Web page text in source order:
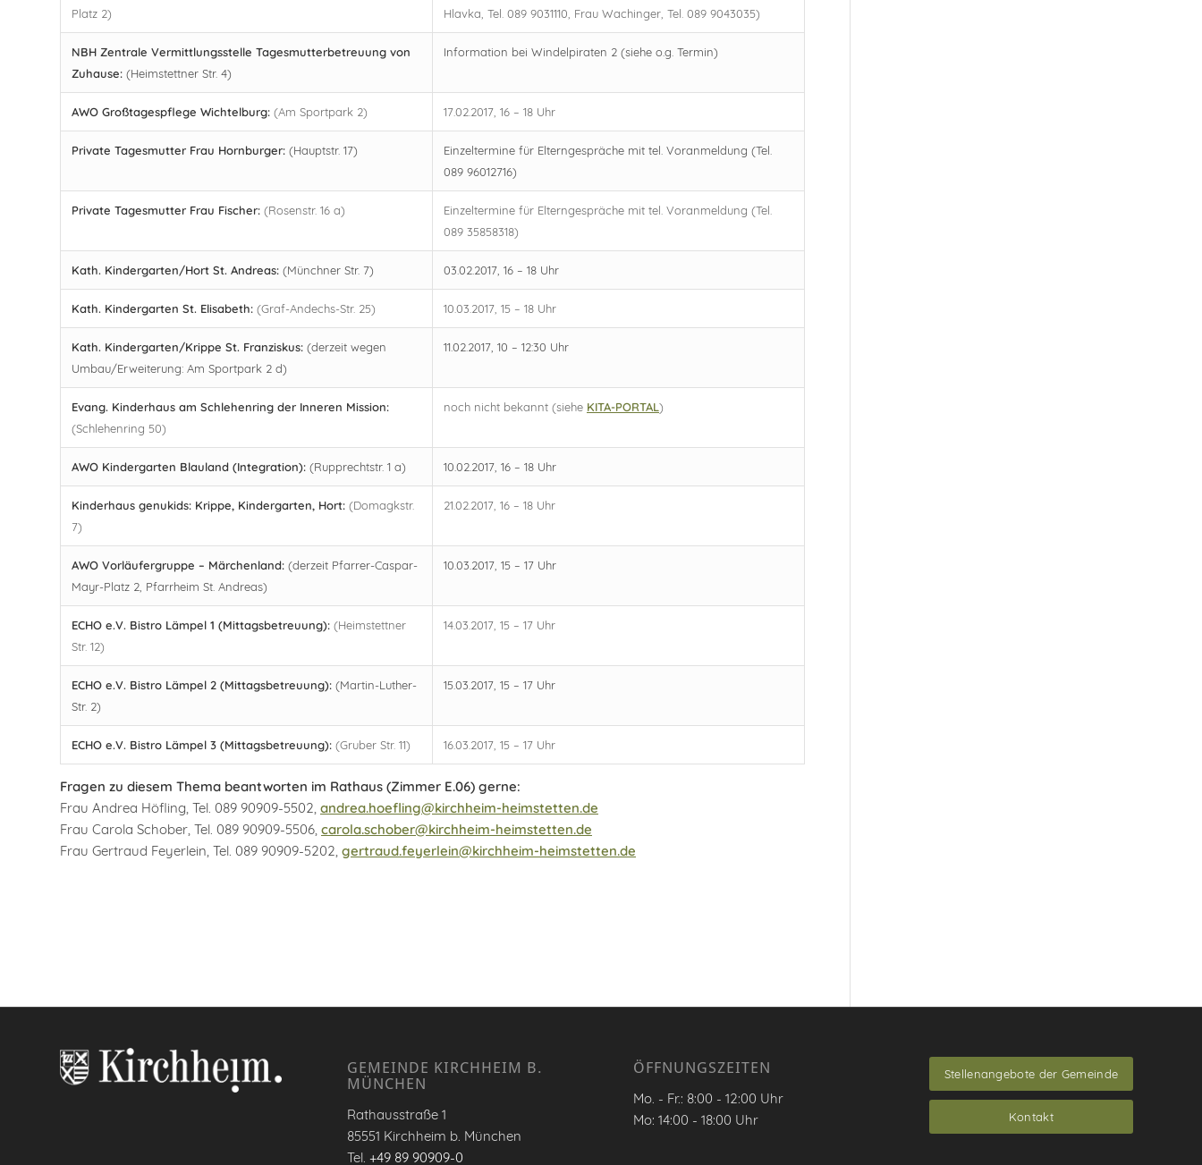
Platz 2)
Hlavka, Tel. 089 9031110, Frau Wachinger, Tel. 089 9043035)
NBH Zentrale Vermittlungsstelle Tagesmutterbetreuung von
Zuhause: (Heimstettner Str. 4)
Information bei Windelpiraten 2 (siehe o.g. Termin)
AWO Großtagespflege Wichtelburg: (Am Sportpark 2) 17.02.2017, 16 – 18 Uhr
Private Tagesmutter Frau Hornburger: (Hauptstr. 17)
Einzeltermine für Elterngespräche mit tel. Voranmeldung (Tel.
089 96012716)
Private Tagesmutter Frau Fischer: (Rosenstr. 16 a)
Einzeltermine für Elterngespräche mit tel. Voranmeldung (Tel.
089 35858318)
Kath. Kindergarten/Hort St. Andreas: (Münchner Str. 7) 03.02.2017, 16 – 18 Uhr
Kath. Kindergarten St. Elisabeth: (Graf-Andechs-Str. 25) 10.03.2017, 15 – 18 Uhr
Kath. Kindergarten/Krippe St. Franziskus: (derzeit wegen
Umbau/Erweiterung: Am Sportpark 2 d)
11.02.2017, 10 – 12:30 Uhr
Evang. Kinderhaus am Schlehenring der Inneren Mission:
(Schlehenring 50)
noch nicht bekannt (siehe KITA-PORTAL)
AWO Kindergarten Blauland (Integration): (Rupprechtstr. 1 a) 10.02.2017, 16 – 18 Uhr
Kinderhaus genukids: Krippe, Kindergarten, Hort: (Domagkstr.
7)
21.02.2017, 16 – 18 Uhr
AWO Vorläufergruppe – Märchenland: (derzeit Pfarrer-Caspar-
Mayr-Platz 2, Pfarrheim St. Andreas)
10.03.2017, 15 – 17 Uhr
ECHO e.V. Bistro Lämpel 1 (Mittagsbetreuung): (Heimstettner
Str. 12)
14.03.2017, 15 – 17 Uhr
ECHO e.V. Bistro Lämpel 2 (Mittagsbetreuung): (Martin-Luther-
Str. 2)
15.03.2017, 15 – 17 Uhr
ECHO e.V. Bistro Lämpel 3 (Mittagsbetreuung): (Gruber Str. 11) 16.03.2017, 15 – 17 Uhr
Fragen zu diesem Thema beantworten im Rathaus (Zimmer E.06) gerne:
Frau Andrea Höfling, Tel. 089 90909-5502, andrea.hoefling@kirchheim-heimstetten.de
Frau Carola Schober, Tel. 089 90909-5506, carola.schober@kirchheim-heimstetten.de
Frau Gertraud Feyerlein, Tel. 089 90909-5202, gertraud.feyerlein@kirchheim-heimstetten.de
GEMEINDE KIRCHHEIM B.
MÜNCHEN
Rathausstraße 1
85551 Kirchheim b. München
Tel. +49 89 90909-0
ÖFFNUNGSZEITEN
Mo. - Fr.: 8:00 - 12:00 Uhr
Mo: 14:00 - 18:00 Uhr
Stellenangebote der Gemeinde
Kontakt